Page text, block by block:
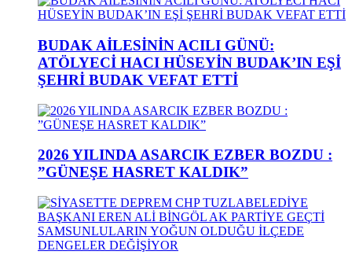
BUDAK AİLESİNİN ACILI GÜNÜ:
ATÖLYECİ HACI HÜSEYİN BUDAK’IN EŞİ
ŞEHRİ BUDAK VEFAT ETTİ
2026 YILINDA ASARCIK EZBER BOZDU :
”GÜNEŞE HASRET KALDIK”